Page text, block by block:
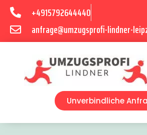
+4915792644440
anfrage@umzugsprofi-lindner-
Unverbindliche